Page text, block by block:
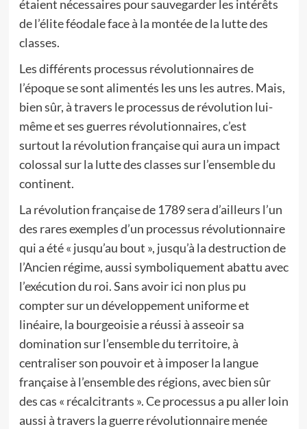
étaient nécessaires pour sauvegarder les intérêts
de l’élite féodale face à la montée de la lutte des
classes.
Les différents processus révolutionnaires de
l’époque se sont alimentés les uns les autres. Mais,
bien sûr, à travers le processus de révolution lui-
même et ses guerres révolutionnaires, c’est
surtout la révolution française qui aura un impact
colossal sur la lutte des classes sur l’ensemble du
continent.
La révolution française de 1789 sera d’ailleurs l’un
des rares exemples d’un processus révolutionnaire
qui a été « jusqu’au bout », jusqu’à la destruction de
l’Ancien régime, aussi symboliquement abattu avec
l’exécution du roi. Sans avoir ici non plus pu
compter sur un développement uniforme et
linéaire, la bourgeoisie a réussi à asseoir sa
domination sur l’ensemble du territoire, à
centraliser son pouvoir et à imposer la langue
française à l’ensemble des régions, avec bien sûr
des cas « récalcitrants ». Ce processus a pu aller loin
aussi à travers la guerre révolutionnaire menée